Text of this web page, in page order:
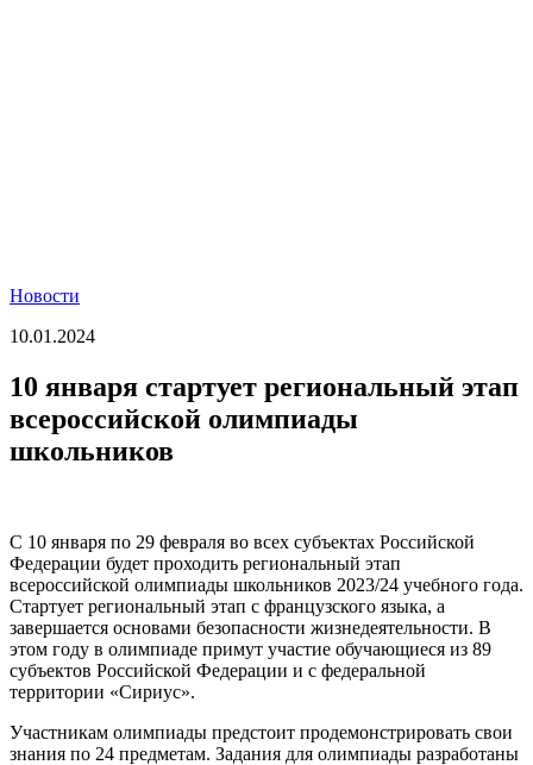
Новости
10.01.2024
10 января стартует региональный этап
всероссийской олимпиады
школьников
С 10 января по 29 февраля во всех субъектах Российской
Федерации будет проходить региональный этап
всероссийской олимпиады школьников 2023/24 учебного года.
Стартует региональный этап с французского языка, а
завершается основами безопасности жизнедеятельности. В
этом году в олимпиаде примут участие обучающиеся из 89
субъектов Российской Федерации и с федеральной
территории «Сириус».
Участникам олимпиады предстоит продемонстрировать свои
знания по 24 предметам. Задания для олимпиады разработаны